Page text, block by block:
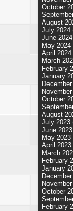
October
August
July 2024
June 2024
May 2024
April 2024
March
February
January
October
August
July 2023
June 2023
May 2023
April 2023
March
February
January
October
February